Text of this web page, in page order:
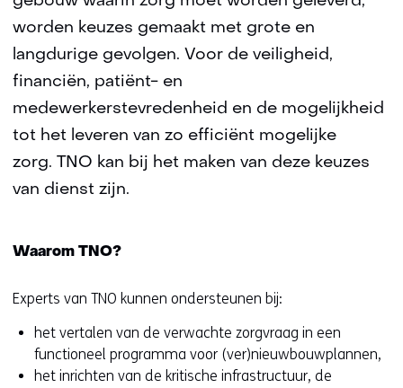
worden keuzes gemaakt met grote en
langdurige gevolgen. Voor de veiligheid,
financiën, patiënt- en
medewerkerstevredenheid en de mogelijkheid
tot het leveren van zo efficiënt mogelijke
zorg. TNO kan bij het maken van deze keuzes
van dienst zijn.
Waarom TNO?
Experts van TNO kunnen ondersteunen bij:
het vertalen van de verwachte zorgvraag in een
functioneel programma voor (ver)nieuwbouwplannen,
het inrichten van de kritische infrastructuur, de